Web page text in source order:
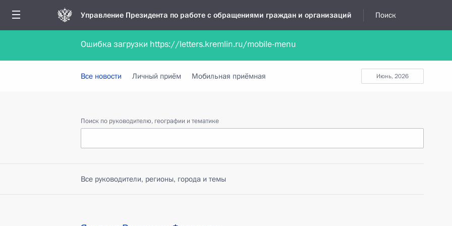
Управление Президента по работе с обращениями граждан и организаций Поиск
Обратиться в форме электронного документа Обратиться в устной форме
июнь, 2026
Все новости Личный приём Мобильная приёмная
Поиск по руководителю, географии и тематике
Все руководители, регионы, города и темы
Ошибка загрузки https://letters.kremlin.ru/mobile-menu